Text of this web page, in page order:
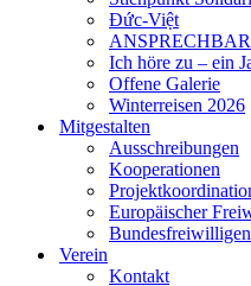
Đức-Việt
Ich höre zu – ein
Offene Galerie
Winterreisen 2026
Mitgestalten
Ausschreibungen
Kooperationen
Europäischer
Verein
Kontakt